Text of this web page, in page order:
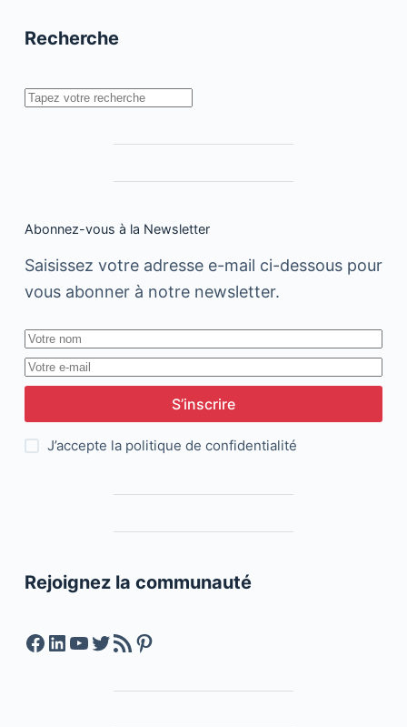
FRMF
les
prolongations
Recherche
Rechercher
Abonnez-vous à la Newsletter
Saisissez votre adresse e-mail ci-dessous pour
vous abonner à notre newsletter.
S’inscrire
J’accepte la politique de confidentialité
Rejoignez la communauté
Facebook
LinkedIn
YouTube
Twitter
Feed RSSPinterest